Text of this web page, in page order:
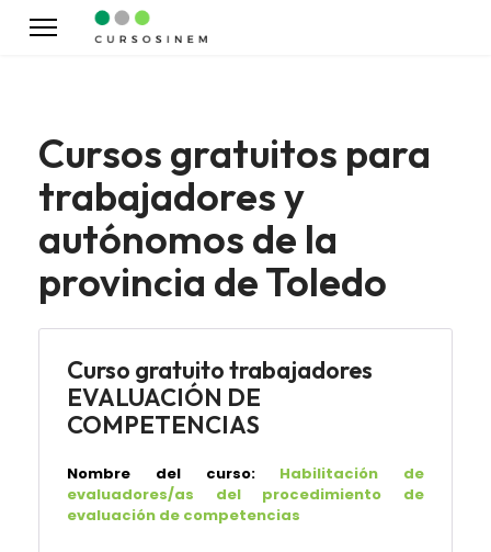
Cursos gratuitos para
trabajadores y
autónomos de la
provincia de Toledo
Curso gratuito trabajadores
EVALUACIÓN DE
COMPETENCIAS
Nombre del curso:
Habilitación de
evaluadores/as del procedimiento de
evaluación de competencias